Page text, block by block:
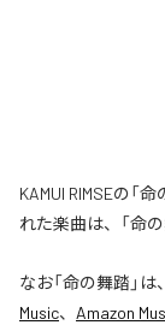
KAMUI RIMSEの「
れた楽曲は、「命
なお「命の舞踏 」は、
Music、 Amazon